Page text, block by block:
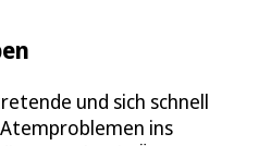
und sich schnell
ins